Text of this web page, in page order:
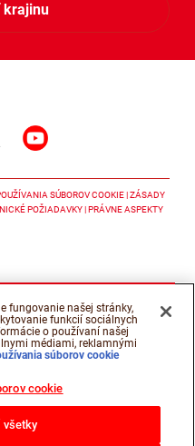
krajinu
SÚBOROV COOKIE ZÁSADY
POŽIADAVKY PRÁVNE ASPEKTY
fungovanie našej stránky,
funkcií sociálnych
o používaní našej
médiami, reklamnými
súborov cookie
cookie
všetky